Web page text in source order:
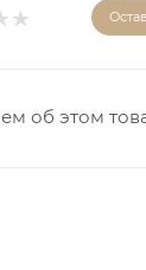
об этом